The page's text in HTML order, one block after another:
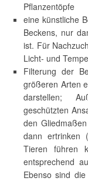
Pflanzentöpfe
eine künstliche
Beckens, nur
ist. Für
Licht- und
Filterung der
größeren Arten
darstellen;
geschützten
den
dann ertrinken
Tieren führen
entsprechend
Ebenso sind